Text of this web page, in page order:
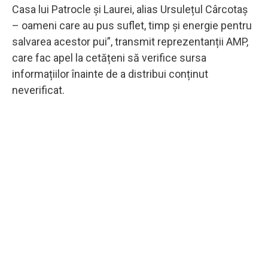
Casa lui Patrocle și Laurei, alias Ursulețul Cârcotaș
– oameni care au pus suflet, timp și energie pentru
salvarea acestor pui”, transmit reprezentanții AMP,
care fac apel la cetățeni să verifice sursa
informațiilor înainte de a distribui conținut
neverificat.